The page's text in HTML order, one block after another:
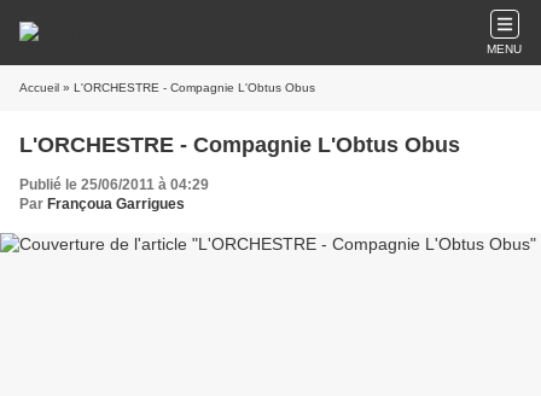
MENU
Accueil » L'ORCHESTRE - Compagnie L'Obtus Obus
L'ORCHESTRE - Compagnie L'Obtus Obus
Publié le 25/06/2011 à 04:29
Par Françoua Garrigues